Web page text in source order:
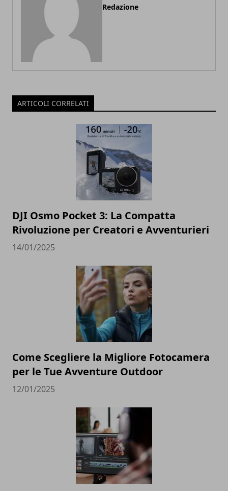
Redazione
ARTICOLI CORRELATI
DJI Osmo Pocket 3: La Compatta
Rivoluzione per Creatori e Avventurieri
14/01/2025
Come Scegliere la Migliore Fotocamera
per le Tue Avventure Outdoor
12/01/2025